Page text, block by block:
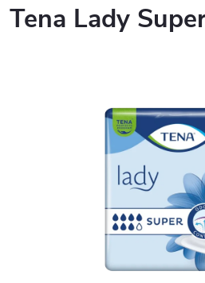
Tena Lady